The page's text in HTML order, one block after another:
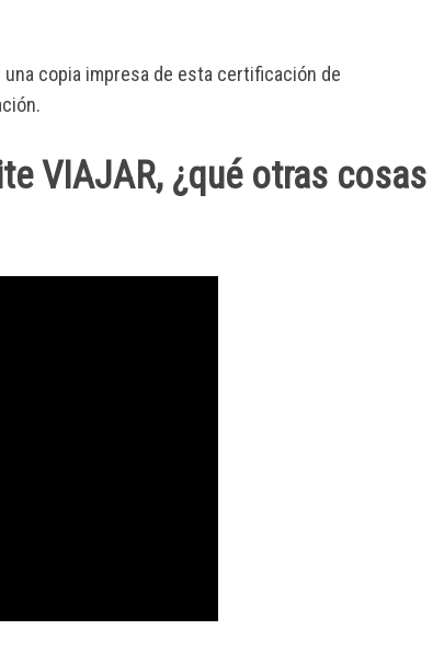
copia impresa de esta certificación de
VIAJAR, ¿qué otras cosas